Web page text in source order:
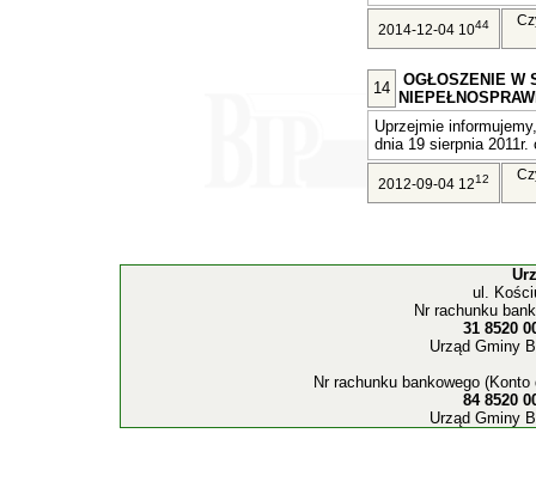
2014-12-04 1044
14
OGŁOSZENIE W
Uprzejmie
dnia 19 sierpnia
2012-09-04 1212
ul.
Nr rachunku
31 8520
Urząd Gminy
Nr rachunku bankowego
84 8520
Urząd Gminy